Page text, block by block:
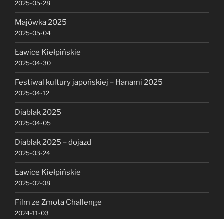
2025-05-28
Majówka 2025
2025-05-04
Ławice Kiełpińskie
2025-04-30
Festiwal kultury japońskiej – Hanami 2025
2025-04-12
Diablak 2025
2025-04-05
Diablak 2025 – dojazd
2025-03-24
Ławice Kiełpińskie
2025-02-08
Film ze Zmota Challenge
2024-11-03